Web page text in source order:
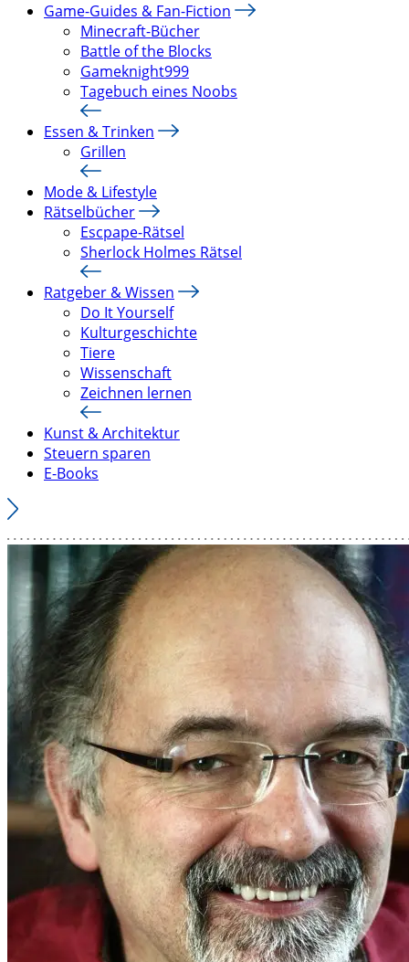
Game-Guides & Fan-Fiction
Minecraft-Bücher
Battle of the Blocks
Gameknight999
Tagebuch eines Noobs
Essen & Trinken
Grillen
Mode & Lifestyle
Rätselbücher
Escpape-Rätsel
Sherlock Holmes Rätsel
Ratgeber & Wissen
Do It Yourself
Kulturgeschichte
Tiere
Wissenschaft
Zeichnen lernen
Kunst & Architektur
Steuern sparen
E-Books